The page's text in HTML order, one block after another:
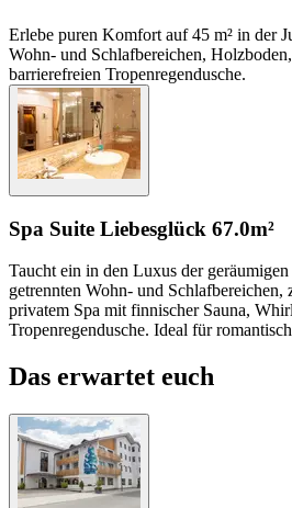
Erlebe puren Komfort auf 45 m² in der
Wohn- und Schlafbereichen,
barrierefreien Tropenregendusche.
Spa Suite Liebesglück 67.0m²
Taucht ein in den Luxus der
getrennten Wohn- und
privatem Spa mit finnischer Sauna,
Tropenregendusche. Ideal für
Das erwartet euch